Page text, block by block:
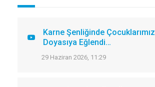
Karne Şenliğinde Çocuklarımız
Doyasıya Eğlendi…
29 Haziran 2026, 11:29